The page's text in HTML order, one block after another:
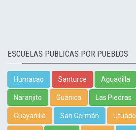
ESCUELAS PUBLICAS POR PUEBLOS
Humacao Santurce Aguadilla
Naranjito Guánica Las Piedras
Guayanilla San Germán Utuado